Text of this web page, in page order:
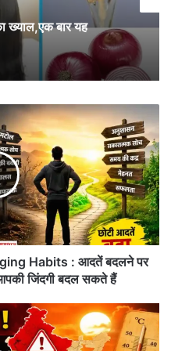
ख्याल,एक बार यह
Habits : आदतें बदलने पर
जिंदगी बदल सकते हैं